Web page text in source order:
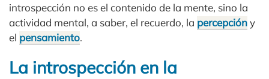
introspección no es el contenido de la mente, sino la
actividad mental, a saber, el recuerdo, la percepcióny
el pensamiento.
La introspección en la